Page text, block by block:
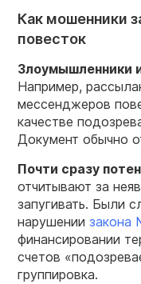
Как мошенники
повесток
Злоумышленники
Например,
мессенджеров
качестве
Документ обычно
Почти сразу
отчитывают за
запугивать. Были
нарушении закона
финансировании
счетов
группировка.